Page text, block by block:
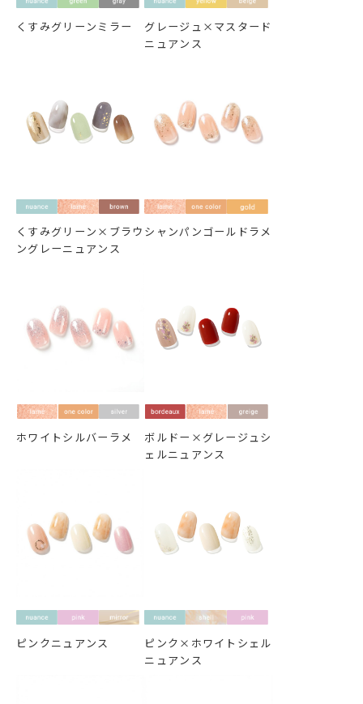
くすみグリーンミラー
グレージュ×マスタード
ニュアンス
くすみグリーン×ブラウ
ングレーニュアンス
シャンパンゴールドラメ
ホワイトシルバーラメ
ボルドー×グレージュシ
ェルニュアンス
ピンクニュアンス
ピンク×ホワイトシェル
ニュアンス